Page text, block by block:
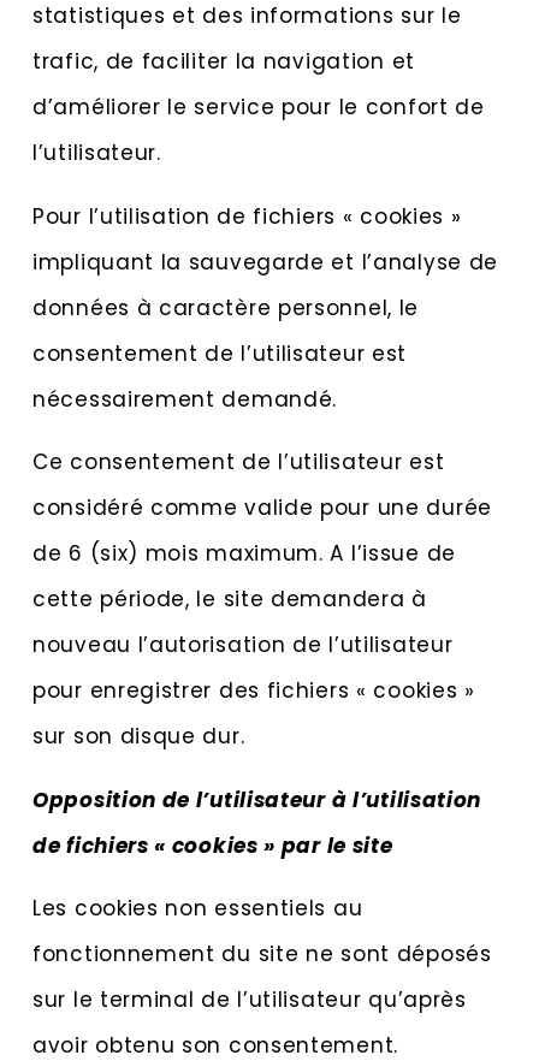
statistiques et des informations sur le
trafic, de faciliter la navigation et
d’améliorer le service pour le confort de
l’utilisateur.
Pour l’utilisation de fichiers « cookies »
impliquant la sauvegarde et l’analyse de
données à caractère personnel, le
consentement de l’utilisateur est
nécessairement demandé.
Ce consentement de l’utilisateur est
considéré comme valide pour une durée
de 6 (six) mois maximum. A l’issue de
cette période, le site demandera à
nouveau l’autorisation de l’utilisateur
pour enregistrer des fichiers « cookies »
sur son disque dur.
Opposition de l’utilisateur à l’utilisation
de fichiers « cookies » par le site
Les cookies non essentiels au
fonctionnement du site ne sont déposés
sur le terminal de l’utilisateur qu’après
avoir obtenu son consentement.